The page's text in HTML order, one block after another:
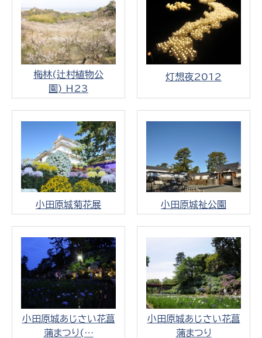
梅林(辻村植物公
園)_H23
灯想夜2012
小田原城菊花展 小田原城祉公園
小田原城あじさい花菖
蒲まつり(…
小田原城あじさい花菖
蒲まつり